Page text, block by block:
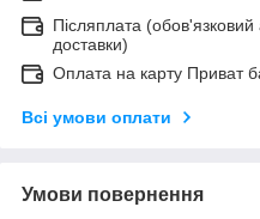
Післяплата (обов'язковий
доставки)
Оплата на карту Приват
Всі умови оплати
Умови повернення